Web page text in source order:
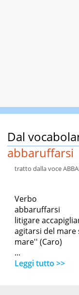
Dal
abbaruffarsi
tratto dalla voce
Verbo
abbaruffarsi
litigare
agitarsi del mare
mare'' (Caro)
...
Leggi tutto >>